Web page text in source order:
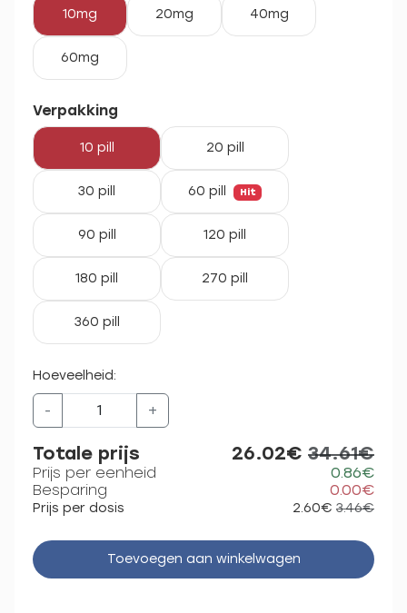
10mg 20mg 40mg
60mg
Verpakking
10 pill 20 pill
30 pill 60 pill Hit
90 pill 120 pill
180 pill 270 pill
360 pill
Hoeveelheid:
- +
Totale prijs 26.02€ 34.61€
Prijs per eenheid
0.86€
Besparing
0.00€
Prijs per dosis 2.60€ 3.46€
Toevoegen aan winkelwagen